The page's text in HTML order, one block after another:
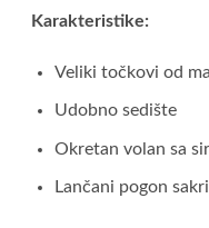
Karakteristike:
Veliki točkovi od
Udobno sedište
Okretan volan sa
Lančani pogon